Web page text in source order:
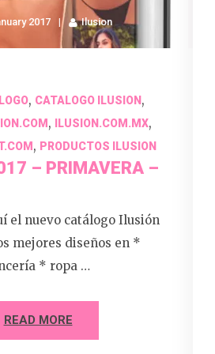
2017 Ilusion
, CATALOGO ILUSION,
, ILUSION.COM.MX,
, PRODUCTOS ILUSION
– PRIMAVERA –
el nuevo catálogo Ilusión
mejores diseños en *
* ropa …
READ MORE